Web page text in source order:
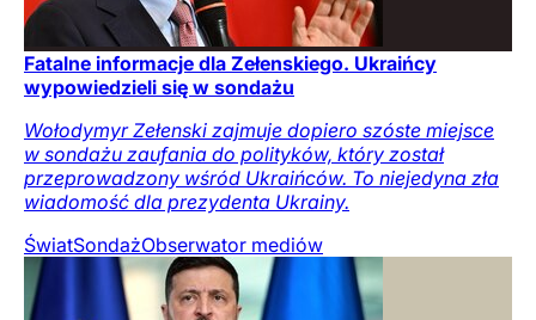
Fatalne informacje dla Zełenskiego. Ukraińcy
wypowiedzieli się w sondażu
Wołodymyr Zełenski zajmuje dopiero szóste miejsce
w sondażu zaufania do polityków, który został
przeprowadzony wśród Ukraińców. To niejedyna zła
wiadomość dla prezydenta Ukrainy.
ŚwiatSondażObserwator mediów